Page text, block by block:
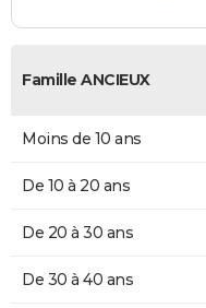
Famille ANCIEUX
Moins de 10 ans
De 10 à 20 ans
De 20 à 30 ans
De 30 à 40 ans